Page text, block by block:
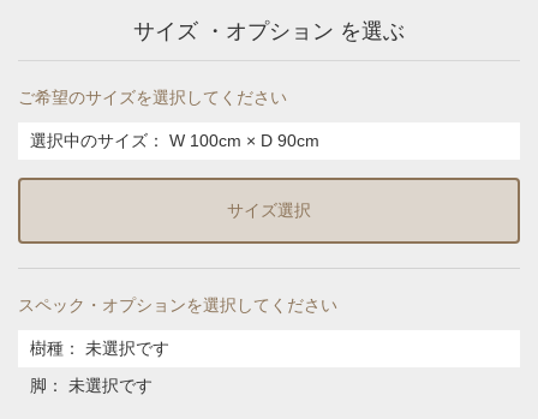
サイズ ・オプション を選ぶ
ご希望のサイズを選択してください
選択中のサイズ： W 100cm × D 90cm
サイズ選択
スペック・オプションを選択してください
樹種 ：
未選択です
脚 ： 未選択です